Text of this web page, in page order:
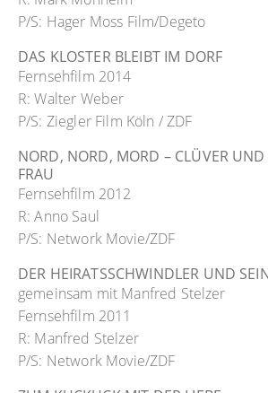
P/S: Hager Moss Film/Degeto
DAS KLOSTER BLEIBT IM DORF
Fernsehfilm 2014
R: Walter Weber
P/S: Ziegler Film Köln / ZDF
NORD, NORD, MORD – CLÜVER UND
FRAU
Fernsehfilm 2012
R: Anno Saul
P/S: Network Movie/ZDF
DER HEIRATSSCHWINDLER UND
gemeinsam mit Manfred Stelzer
Fernsehfilm 2011
R: Manfred Stelzer
P/S: Network Movie/ZDF